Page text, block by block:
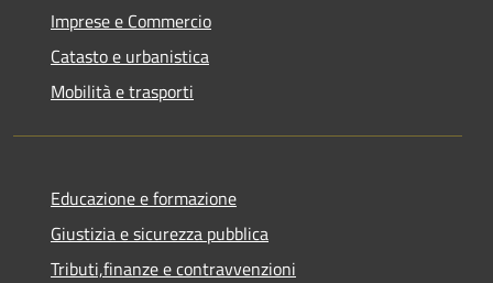
Imprese e Commercio
Catasto e urbanistica
Mobilità e trasporti
Educazione e formazione
Giustizia e sicurezza pubblica
Tributi,finanze e contravvenzioni